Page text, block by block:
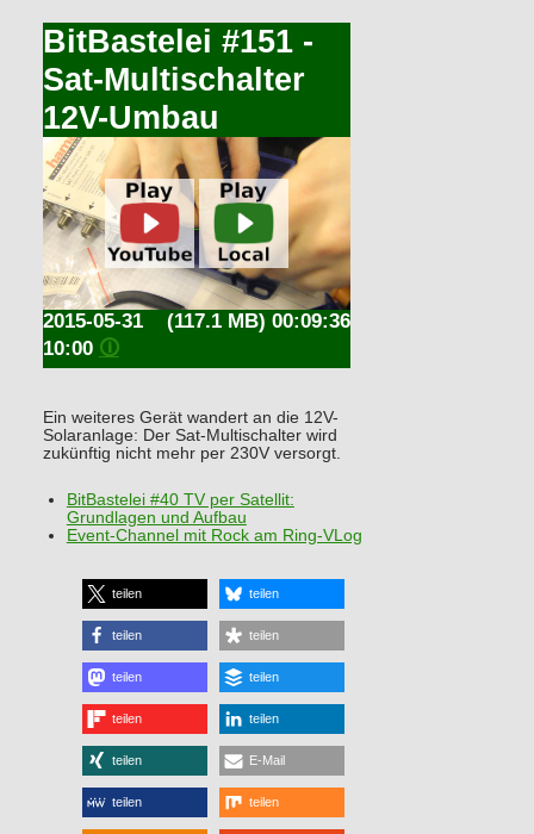
BitBastelei #151 -
Sat-Multischalter
12V-Umbau
(117.1 MB) 00:09:36
2015-05-31
10:00 🛈
Ein weiteres Gerät wandert an die 12V-
Solaranlage: Der Sat-Multischalter wird
zukünftig nicht mehr per 230V versorgt.
BitBastelei #40 TV per Satellit:
Grundlagen und Aufbau
Event-Channel mit Rock am Ring-VLog
teilen teilen
teilen teilen
teilen teilen
teilen teilen
teilen E-Mail
teilen teilen